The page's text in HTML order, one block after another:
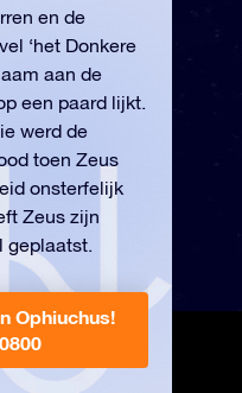
en de
‘het Donkere
aan de
een paard lijkt.
werd de
toen Zeus
onsterfelijk
Zeus zijn
geplaatst.
Ophiuchus!